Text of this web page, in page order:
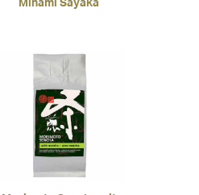
Minami Sayaka